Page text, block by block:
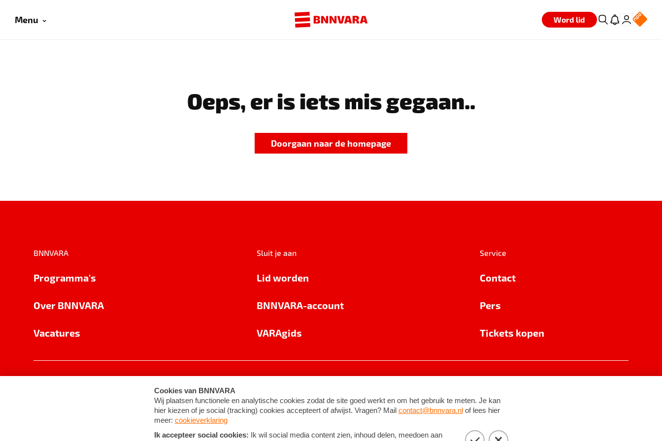
Menu Word lid
Oeps, er is iets mis gegaan..
Doorgaan naar de homepage
BNNVARA
Programma's
Over BNNVARA
Vacatures
Sluit je aan
Lid worden
BNNVARA-account
VARAgids
Service
Contact
Pers
Tickets kopen
Cookie-instellingen Algemene voorwaarden ©2026BNNVARA